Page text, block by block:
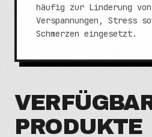
häufig zur Linderung
Verspannungen, Stress
Schmerzen eingesetzt.
PRODUKTE